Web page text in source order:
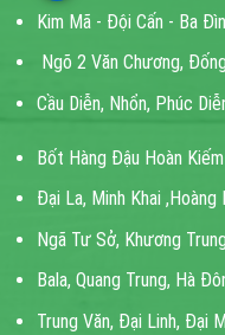
Kim Mã - Đội Cấn - Ba
Ngõ 2 Văn Chương,
Cầu Diễn, Nhổn, Phúc
Bốt Hàng Đậu Hoàn
Đại La, Minh Khai
Ngã Tư Sở, Khương
Bala, Quang Trung, Hà
Trung Văn, Đại Linh, Đại